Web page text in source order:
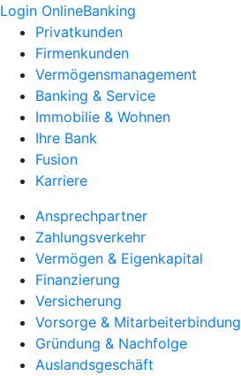
Login OnlineBanking
Privatkunden
Firmenkunden
Vermögensmanagement
Banking & Service
Immobilie & Wohnen
Ihre Bank
Fusion
Karriere
Ansprechpartner
Zahlungsverkehr
Vermögen & Eigenkapital
Finanzierung
Versicherung
Vorsorge & Mitarbeiterbindung
Gründung & Nachfolge
Auslandsgeschäft